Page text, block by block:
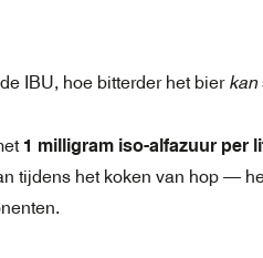
IBU, hoe bitterder het bier kan
1 milligram iso-alfazuur per
tijdens het koken van hop —